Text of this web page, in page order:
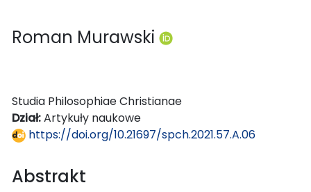
Roman Murawski
Studia Philosophiae Christianae
Dział:Artykuły naukowe
https://doi.org/10.21697/spch.2021.57.A.06
Abstrakt